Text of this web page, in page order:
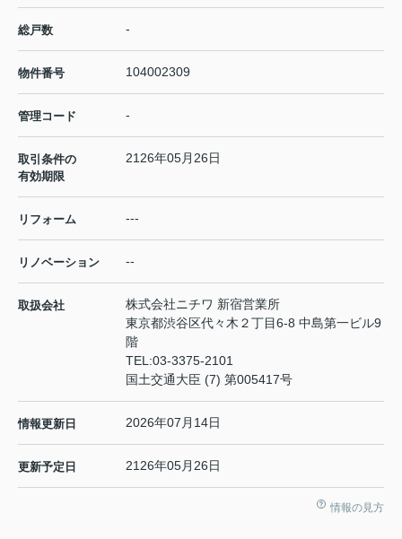
総戸数 -
物件番号 104002309
管理コード -
取引条件の
有効期限
2126年05月26日
リフォーム ---
リノベーション --
取扱会社
株式会社ニチワ 新宿営業所
東京都渋谷区代々木２丁目6-8 中島第一ビル9
階
TEL:03-3375-2101
国土交通大臣 (7) 第005417号
情報更新日 2026年07月14日
更新予定日 2126年05月26日
情報の見方